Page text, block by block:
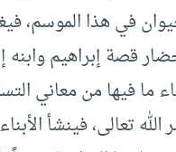
في هذا الموسم،
قصة إبراهيم وابنه
ما فيها من معاني
الله تعالى، فينشأ